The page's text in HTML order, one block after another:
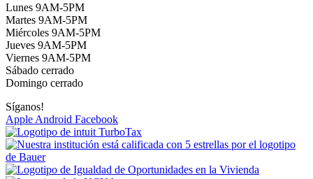
Lunes 9AM-5PM
Martes 9AM-5PM
Miércoles 9AM-5PM
Jueves 9AM-5PM
Viernes 9AM-5PM
Sábado cerrado
Domingo cerrado
Síganos!
Apple Android Facebook